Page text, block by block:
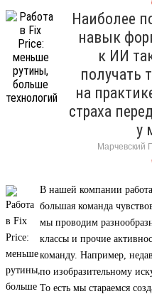
Наиболее
навык
к ИИ
получать
на
страха
у
Марчевский
В нашей компании
большая команда
мы проводим
классы и прочие
команду. Например,
по изобразительному
То есть мы стараемся